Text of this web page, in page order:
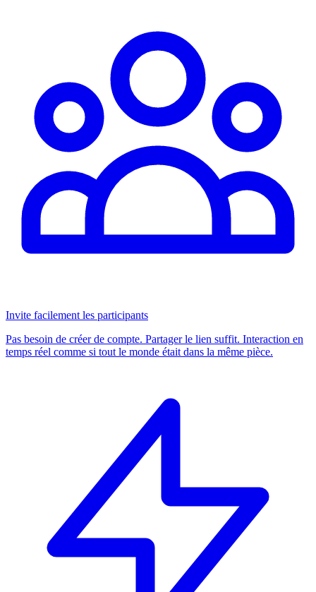
Invite facilement les participants
Pas besoin de créer de compte. Partager le lien suffit. Interaction en
temps réel comme si tout le monde était dans la même pièce.